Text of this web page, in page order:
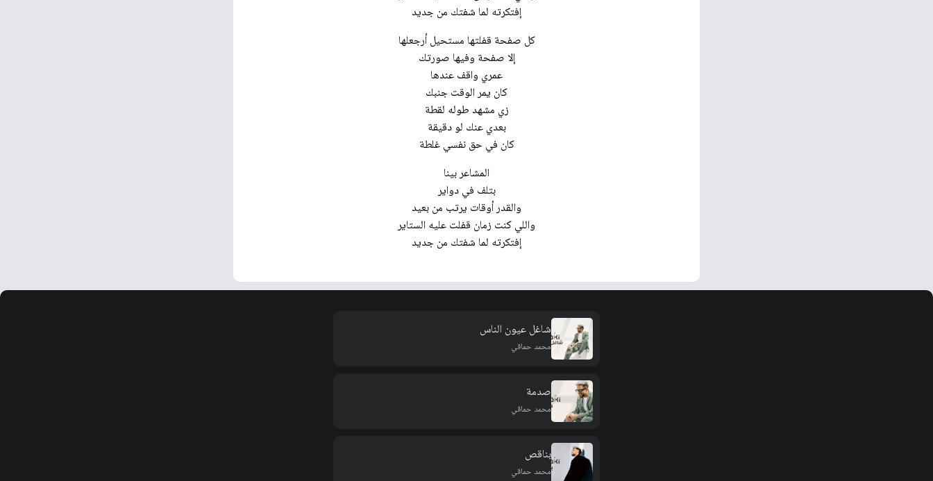
إفتكرته لما شفتك من جدید
كل صفحة قفلتها مستحيل أرجعلها
إلا صفحة وفيها صورتك
عمري واقف عندھا
كان يمر الوقت جنبك
زي مشهد طوله لقطة
بعدي عنك لو دقيقة
كان في حق نفسي غلطة
المشاعر بينا
بتلف في دواير
والقدر أوقات يرتب من بعيد
واللي كنت زمان قفلت عليه الستاير
إفتكرته لما شفتك من جدید
شاغل عيون الناس
محمد حماقي
صدمة
محمد حماقي
بناقص
محمد حماقي